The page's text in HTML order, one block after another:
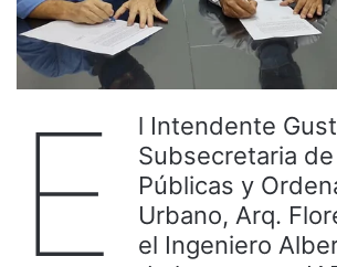
E
l Intendente
Subsecretaria
Públicas y
Urbano, Arq.
el Ingeniero